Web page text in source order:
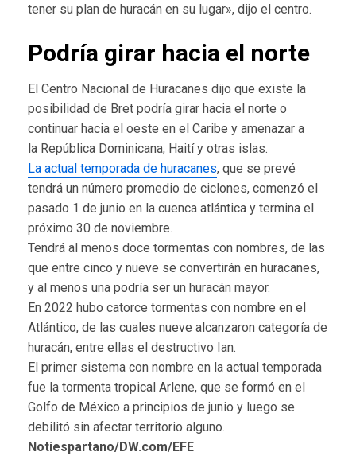
tener su plan de huracán en su lugar», dijo el centro.
Podría girar hacia el norte
El Centro Nacional de Huracanes dijo que existe la
posibilidad de Bret podría girar hacia el norte o
continuar hacia el oeste en el Caribe y amenazar a
la República Dominicana, Haití y otras islas.
La actual temporada de huracanes, que se prevé
tendrá un número promedio de ciclones, comenzó el
pasado 1 de junio en la cuenca atlántica y termina el
próximo 30 de noviembre.
Tendrá al menos doce tormentas con nombres, de las
que entre cinco y nueve se convertirán en huracanes,
y al menos una podría ser un huracán mayor.
En 2022 hubo catorce tormentas con nombre en el
Atlántico, de las cuales nueve alcanzaron categoría de
huracán, entre ellas el destructivo Ian.
El primer sistema con nombre en la actual temporada
fue la tormenta tropical Arlene, que se formó en el
Golfo de México a principios de junio y luego se
debilitó sin afectar territorio alguno.
Notiespartano/DW.com/EFE